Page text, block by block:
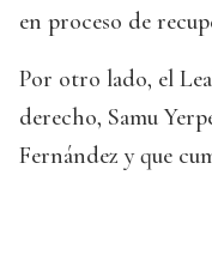
en proceso de
Por otro lado, el
derecho, Samu
Fernández y que